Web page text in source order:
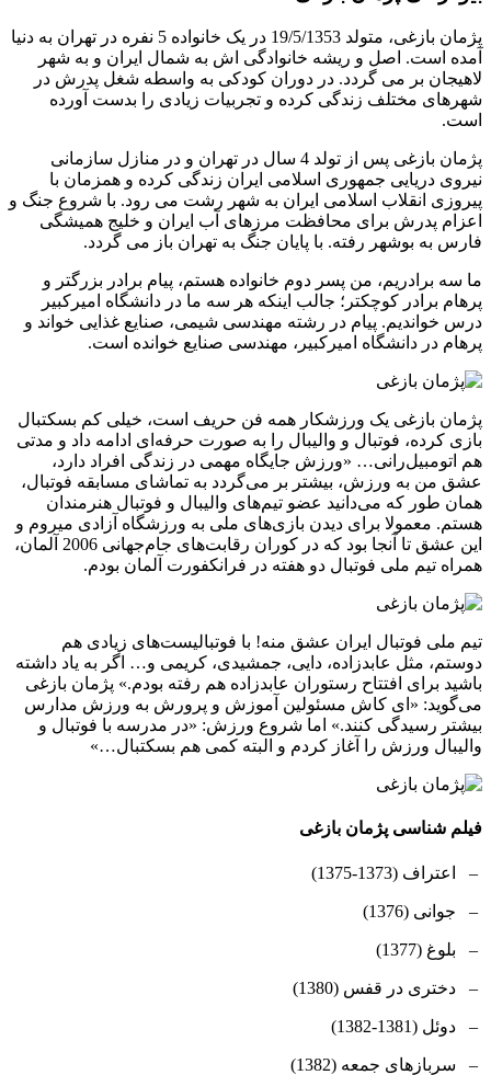
پژمان بازغی، متولد 19/5/1353 در یک خانواده 5 نفره در تهران به دنیا
آمده است. اصل و ریشه خانوادگی اش به شمال ایران و به شهر
لاهیجان بر می گردد. در دوران کودکی به واسطه شغل پدرش در
شهرهای مختلف زندگی کرده و تجربیات زیادی را بدست آورده
است.
پژمان بازغی پس از تولد 4 سال در تهران و در منازل سازمانی
نیروی دریایی جمهوری اسلامی ایران زندگی کرده و همزمان با
پیروزی انقلاب اسلامی ایران به شهر رشت می رود. با شروع جنگ و
اعزام پدرش برای محافظت مرزهای آب ایران و خلیج همیشگی
فارس به بوشهر رفته. با پایان جنگ به تهران باز می گردد.
ما سه برادریم، من پسر دوم خانواده هستم، پیام برادر بزرگتر و
پرهام برادر کوچکتر؛ جالب اینکه هر سه‌ ما در دانشگاه امیرکبیر
درس خواندیم. پیام در رشته مهندسی شیمی، صنایع غذایی خواند و
پرهام در دانشگاه امیرکبیر، مهندسی صنایع خوانده است.
پژمان بازغی یک ورزشکار همه فن حریف است، خیلی کم بسکتبال
بازی کرده، فوتبال و والیبال را به صورت حرفه‌ای ادامه داد و مدتی
هم اتومبیل‌رانی… «ورزش جایگاه مهمی در زندگی افراد دارد،
عشق من به ورزش، بیشتر بر می‌گردد به تماشای مسابقه فوتبال،
همان طور که می‌دانید عضو تیم‌های والیبال و فوتبال هنرمندان
هستم. معمولا برای دیدن بازی‌های ملی به ورزشگاه آزادی میروم و
این عشق تا آنجا بود که در کوران رقابت‌های جام‌جهانی 2006 آلمان،
همراه تیم ملی فوتبال دو هفته در فرانکفورت آلمان بودم.
تیم ملی فوتبال ایران عشق منه! با فوتبالیست‌های زیادی هم
دوستم، مثل عابدزاده، دایی، جمشیدی، کریمی و… اگر به یاد داشته
باشید برای افتتاح رستوران عابدزاده هم رفته بودم.» پژمان بازغی
می‌گوید: «ای کاش مسئولین آموزش و پرورش به ورزش مدارس
بیشتر رسیدگی کنند.» اما شروع ورزش: «در مدرسه با فوتبال و
والیبال ورزش را آغاز کردم و البته کمی هم بسکتبال…»
فیلم شناسی پژمان بازغی
– اعتراف (1373-1375)
– جوانی (1376)
– بلوغ (1377)
– دختری در قفس (1380)
– دوئل (1381-1382)
– سربازهای جمعه (1382)